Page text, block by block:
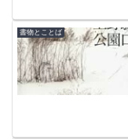
書物とことば